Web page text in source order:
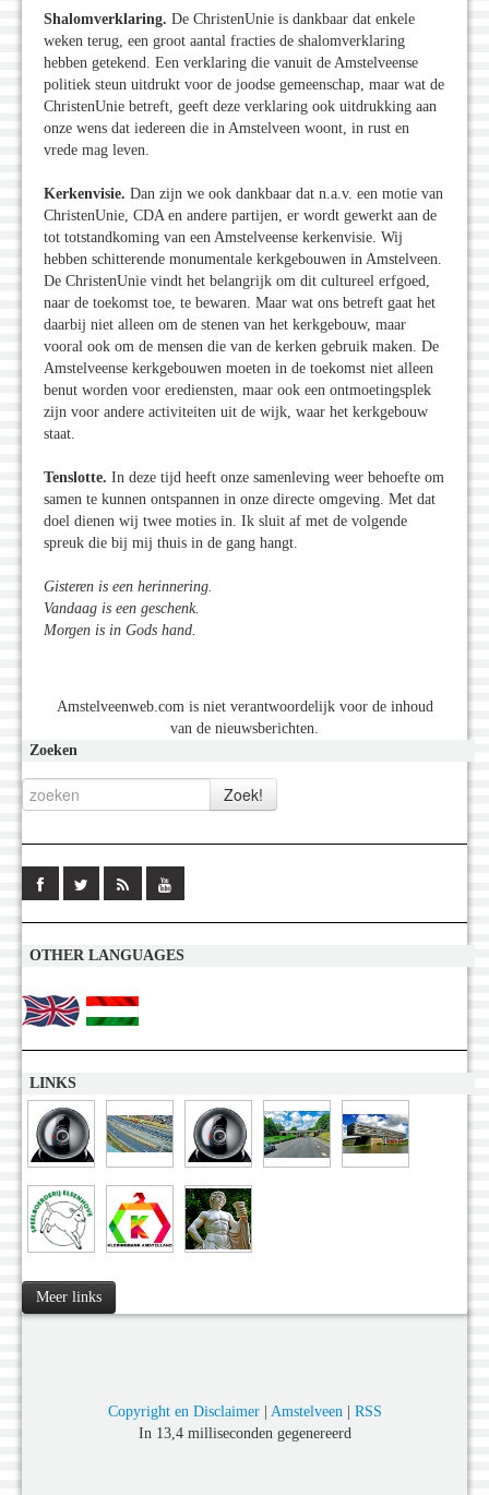
Shalomverklaring. De ChristenUnie is dankbaar dat enkele
weken terug, een groot aantal fracties de shalomverklaring
hebben getekend. Een verklaring die vanuit de Amstelveense
politiek steun uitdrukt voor de joodse gemeenschap, maar wat de
ChristenUnie betreft, geeft deze verklaring ook uitdrukking aan
onze wens dat iedereen die in Amstelveen woont, in rust en
vrede mag leven.
Kerkenvisie. Dan zijn we ook dankbaar dat n.a.v. een motie van
ChristenUnie, CDA en andere partijen, er wordt gewerkt aan de
tot totstandkoming van een Amstelveense kerkenvisie. Wij
hebben schitterende monumentale kerkgebouwen in Amstelveen.
De ChristenUnie vindt het belangrijk om dit cultureel erfgoed,
naar de toekomst toe, te bewaren. Maar wat ons betreft gaat het
daarbij niet alleen om de stenen van het kerkgebouw, maar
vooral ook om de mensen die van de kerken gebruik maken. De
Amstelveense kerkgebouwen moeten in de toekomst niet alleen
benut worden voor erediensten, maar ook een ontmoetingsplek
zijn voor andere activiteiten uit de wijk, waar het kerkgebouw
staat.
Tenslotte. In deze tijd heeft onze samenleving weer behoefte om
samen te kunnen ontspannen in onze directe omgeving. Met dat
doel dienen wij twee moties in. Ik sluit af met de volgende
spreuk die bij mij thuis in de gang hangt.
Gisteren is een herinnering.
Vandaag is een geschenk.
Morgen is in Gods hand.
Amstelveenweb.com is niet verantwoordelijk voor de inhoud
van de nieuwsberichten.
Zoeken
OTHER LANGUAGES
LINKS
Meer links
Copyright en Disclaimer| Amstelveen| RSS
In 13,4 milliseconden gegenereerd